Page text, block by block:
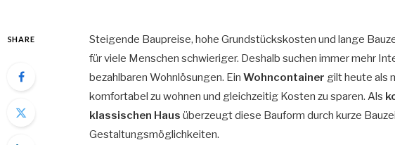
SHARE
Steigende Baupreise, hohe Grundstückskosten und lange
für viele Menschen schwieriger. Deshalb suchen immer mehr
bezahlbaren Wohnlösungen. EinWohncontainer gilt heute als
komfortabel zu wohnen und gleichzeitig Kosten zu sparen. Als
klassischen Haus überzeugt diese Bauform durch kurze
Gestaltungsmöglichkeiten.